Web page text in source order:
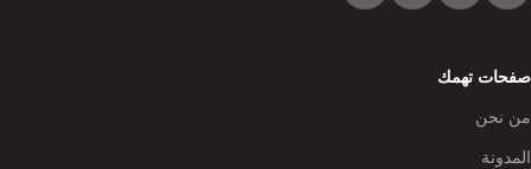
صفحات تهمك
من نحن
المدونة